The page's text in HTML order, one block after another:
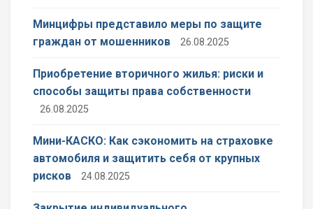
Минцифры представило меры по защите
граждан от мошенников
26.08.2025
Приобретение вторичного жилья: риски и
способы защиты права собственности
26.08.2025
Мини-КАСКО: Как сэкономить на страховке
автомобиля и защитить себя от крупных
рисков
24.08.2025